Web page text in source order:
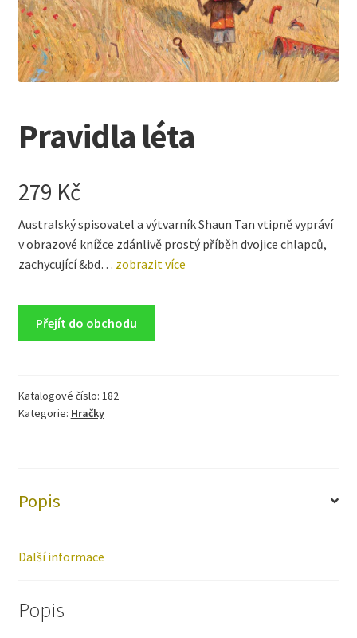
Kreativní tvoření
child
menu
Pravidla léta
279 Kč
Australský spisovatel a výtvarník Shaun Tan vtipně vypráví
v obrazové knížce zdánlivě prostý příběh dvojice chlapců,
zachycující &bd… zobrazit více
Přejít do obchodu
Katalogové číslo: 182
Kategorie: Hračky
Popis
Další informace
Popis